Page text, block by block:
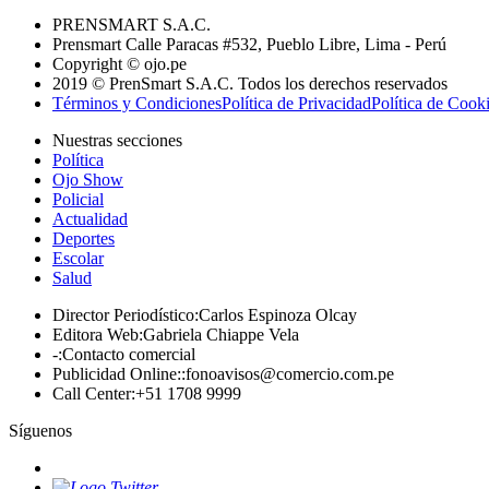
PRENSMART S.A.C.
Prensmart Calle Paracas #532, Pueblo Libre, Lima - Perú
Copyright © ojo.pe
2019 © PrenSmart S.A.C. Todos los derechos reservados
Términos y CondicionesPolítica de PrivacidadPolítica de
Nuestras secciones
Política
Ojo Show
Policial
Actualidad
Deportes
Escolar
Salud
Director Periodístico:Carlos Espinoza Olcay
Editora Web:Gabriela Chiappe Vela
-:Contacto comercial
Publicidad Online::fonoavisos@comercio.com.pe
Call Center:+51 1708 9999
Síguenos